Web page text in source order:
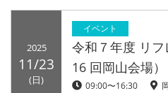
2025
11/23
(日)
イベント
令和７年度 リ
16 回岡山会場）
09:00〜16:30